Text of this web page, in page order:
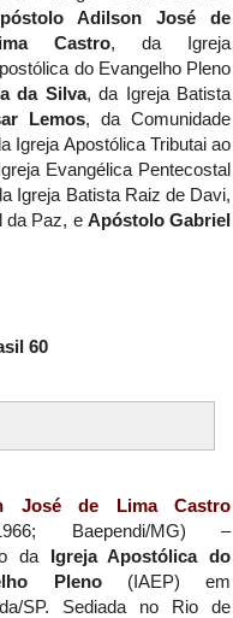
Adilson José de
Castro, da Igreja
do Evangelho Pleno
da Silva, da Igreja Batista
Lemos, da Comunidade
Igreja Apostólica Tributai ao
Evangélica Pentecostal
Igreja Batista Raiz de Davi,
da Paz, e Apóstolo Gabriel
60
José de Lima Castro
1966; Baependi/MG) –
da Igreja Apostólica do
Pleno(IAEP) em
SP. Sediada no Rio de